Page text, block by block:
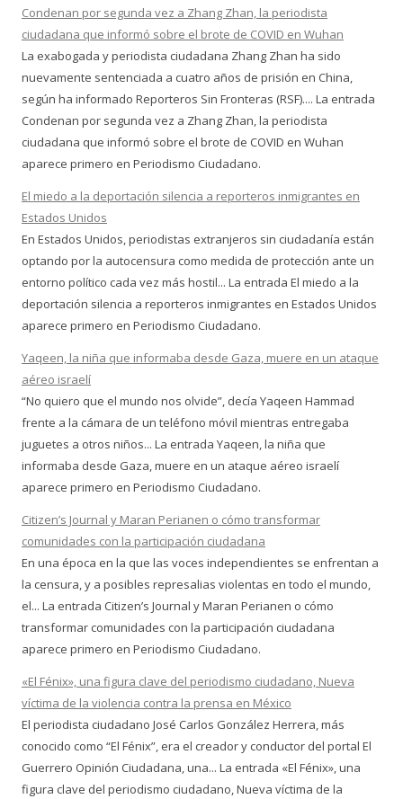
Condenan por segunda vez a Zhang Zhan, la periodista
ciudadana que informó sobre el brote de COVID en Wuhan
La exabogada y periodista ciudadana Zhang Zhan ha sido
nuevamente sentenciada a cuatro años de prisión en China,
según ha informado Reporteros Sin Fronteras (RSF).... La entrada
Condenan por segunda vez a Zhang Zhan, la periodista
ciudadana que informó sobre el brote de COVID en Wuhan
aparece primero en Periodismo Ciudadano.
El miedo a la deportación silencia a reporteros inmigrantes en
Estados Unidos
En Estados Unidos, periodistas extranjeros sin ciudadanía están
optando por la autocensura como medida de protección ante un
entorno político cada vez más hostil... La entrada El miedo a la
deportación silencia a reporteros inmigrantes en Estados Unidos
aparece primero en Periodismo Ciudadano.
Yaqeen, la niña que informaba desde Gaza, muere en un ataque
aéreo israelí
“No quiero que el mundo nos olvide”, decía Yaqeen Hammad
frente a la cámara de un teléfono móvil mientras entregaba
juguetes a otros niños... La entrada Yaqeen, la niña que
informaba desde Gaza, muere en un ataque aéreo israelí
aparece primero en Periodismo Ciudadano.
Citizen’s Journal y Maran Perianen o cómo transformar
comunidades con la participación ciudadana
En una época en la que las voces independientes se enfrentan a
la censura, y a posibles represalias violentas en todo el mundo,
el... La entrada Citizen’s Journal y Maran Perianen o cómo
transformar comunidades con la participación ciudadana
aparece primero en Periodismo Ciudadano.
«El Fénix», una figura clave del periodismo ciudadano, Nueva
víctima de la violencia contra la prensa en México
El periodista ciudadano José Carlos González Herrera, más
conocido como “El Fénix”, era el creador y conductor del portal El
Guerrero Opinión Ciudadana, una... La entrada «El Fénix», una
figura clave del periodismo ciudadano, Nueva víctima de la